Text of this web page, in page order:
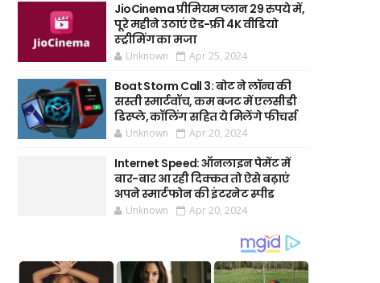
JioCinema प्रीमियम प्लान 29 रुपये में,
पूरे महीने उठाएं ऐड-फ्री 4K वीडियो
स्ट्रीमिंग का मजा
Unknown Apr 25, 2024
Boat Storm Call 3: बोट ने लॉन्च की
सस्ती स्मार्टवॉच, कम बजट में एलसीडी
डिस्प्ले, कॉलिंग सहित ये मिलेंगे फीचर्स
Unknown Apr 20, 2024
Internet Speed: ऑनलाइन पेमेंट में
बार-बार आ रही दिक्कत तो ऐसे बढ़ाएं
अपने स्मार्टफोन की इंटरनेट स्पीड
Unknown Apr 20, 2024